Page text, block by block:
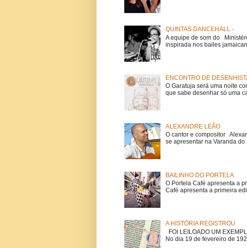
QUINTAS DANCEHALL -
A equipe de som do
inspirada nos bailes
ENCONTRO DE
O Garatuja será uma noite
que sabe desenhar só uma
ALEXANDRE LEÃO
O cantor e compositor
se apresentar na Varanda
BAILINHO DO PORTELA
O Portela Café apresenta a
Café apresenta a primeira
A HISTÓRIA REGISTROU
FOI LEILOADO UM
No dia 19 de fevereiro de